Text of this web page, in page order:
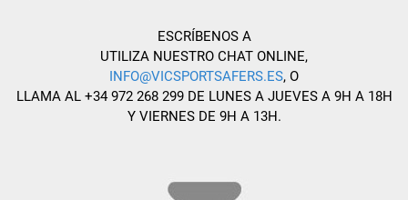
ESCRÍBENOS A
UTILIZA NUESTRO CHAT ONLINE,
INFO@VICSPORTSAFERS.ES, O
LLAMA AL +34 972 268 299 DE LUNES A JUEVES A 9H A 18H
Y VIERNES DE 9H A 13H.